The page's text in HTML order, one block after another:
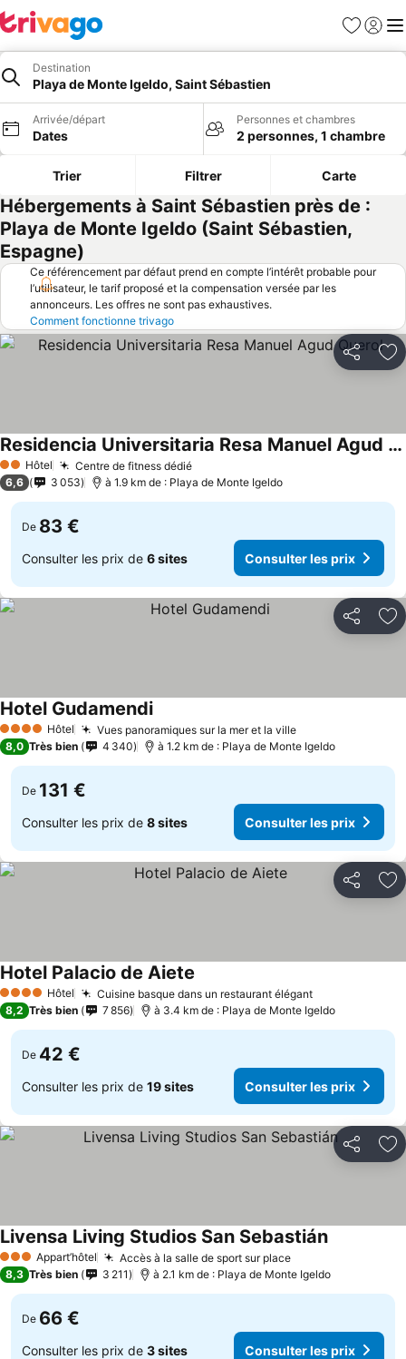
Favoris
Se
Destination
Playa de Monte Igeldo, Saint Sébastien
Arrivée/départ
Dates
Personnes et chambres
2 personnes, 1 chambre
Trier Filtrer Carte
Hébergements à Saint Sébastien près de :
Playa de Monte Igeldo (Saint Sébastien,
Espagne)
Ce référencement par défaut prend en compte l’intérêt probable pour
l’utilisateur, le tarif proposé et la compensation versée par les
annonceurs. Les offres ne sont pas exhaustives.
Comment fonctionne trivago
Partager
2 Étoiles
Hôtel Centre de fitness dédié
Residencia Universitaria Resa Manuel Agud Querol
6,6 3 053 à 1.9 km de : Playa de Monte Igeldo
De 83 €
Consulter les prix de 6 sites Consulter les prix
Partager
4 Étoiles Hôtel Vues panoramiques sur la mer et la ville
Hotel Gudamendi
8,0 Très bien 4 340 à 1.2 km de : Playa de Monte Igeldo
De 131 €
Consulter les prix de 8 sites Consulter les prix
Partager
4 Étoiles Hôtel Cuisine basque dans un restaurant élégant
Hotel Palacio de Aiete
8,2 Très bien 7 856 à 3.4 km de : Playa de Monte Igeldo
De 42 €
Consulter les prix de 19 sites Consulter les prix
Partager
3 ÉtoilesAppart’hôtel Accès à la salle de sport sur place
Livensa Living Studios San Sebastián
8,3 Très bien 3 211 à 2.1 km de : Playa de Monte Igeldo
De 66 €
Consulter les prix de 3 sites Consulter les prix